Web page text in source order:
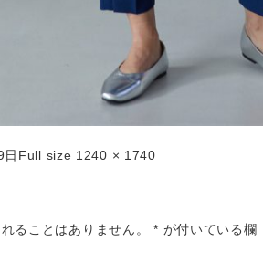
Full size 1240 × 1740
ることはありません。 * が付いている欄